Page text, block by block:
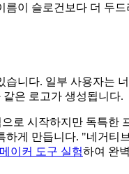
이 슬로건보다 더 두
니다. 일부 사용자는
은 로고가 생성됩니다.
로 시작하지만 독특
게 만듭니다. "네거
이커 도구 실험하여 완